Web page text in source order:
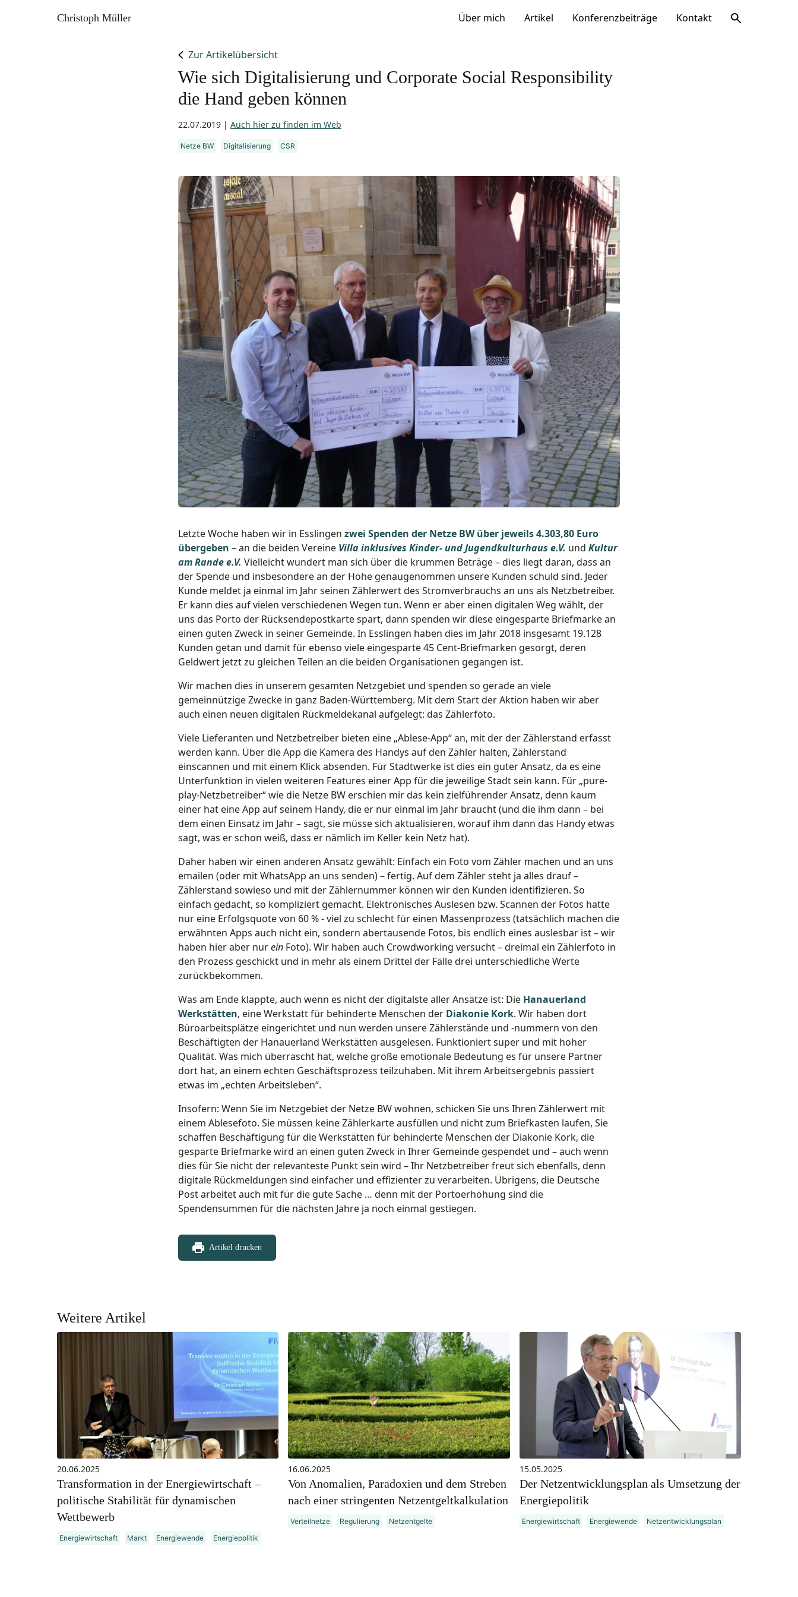
Christoph Müller Über mich Artikel Konferenzbeiträge Kontakt
Zur Artikelübersicht
Wie sich Digitalisierung und Corporate Social Responsibility
die Hand geben können
22.07.2019 | Auch hier zu finden im Web
Netze BW Digitalisierung CSR
Letzte Woche haben wir in Esslingen zwei Spenden der Netze BW über jeweils 4.303,80 Euro
übergeben – an die beiden Vereine Villa inklusives Kinder- und Jugendkulturhaus e.V. und Kultur
am Rande e.V. Vielleicht wundert man sich über die krummen Beträge – dies liegt daran, dass an
der Spende und insbesondere an der Höhe genaugenommen unsere Kunden schuld sind. Jeder
Kunde meldet ja einmal im Jahr seinen Zählerwert des Stromverbrauchs an uns als Netzbetreiber.
Er kann dies auf vielen verschiedenen Wegen tun. Wenn er aber einen digitalen Weg wählt, der
uns das Porto der Rücksendepostkarte spart, dann spenden wir diese eingesparte Briefmarke an
einen guten Zweck in seiner Gemeinde. In Esslingen haben dies im Jahr 2018 insgesamt 19.128
Kunden getan und damit für ebenso viele eingesparte 45 Cent-Briefmarken gesorgt, deren
Geldwert jetzt zu gleichen Teilen an die beiden Organisationen gegangen ist.
Wir machen dies in unserem gesamten Netzgebiet und spenden so gerade an viele
gemeinnützige Zwecke in ganz Baden-Württemberg. Mit dem Start der Aktion haben wir aber
auch einen neuen digitalen Rückmeldekanal aufgelegt: das Zählerfoto.
Viele Lieferanten und Netzbetreiber bieten eine „Ablese-App“ an, mit der der Zählerstand erfasst
werden kann. Über die App die Kamera des Handys auf den Zähler halten, Zählerstand
einscannen und mit einem Klick absenden. Für Stadtwerke ist dies ein guter Ansatz, da es eine
Unterfunktion in vielen weiteren Features einer App für die jeweilige Stadt sein kann. Für „pure-
play-Netzbetreiber“ wie die Netze BW erschien mir das kein zielführender Ansatz, denn kaum
einer hat eine App auf seinem Handy, die er nur einmal im Jahr braucht (und die ihm dann – bei
dem einen Einsatz im Jahr – sagt, sie müsse sich aktualisieren, worauf ihm dann das Handy etwas
sagt, was er schon weiß, dass er nämlich im Keller kein Netz hat).
Daher haben wir einen anderen Ansatz gewählt: Einfach ein Foto vom Zähler machen und an uns
emailen (oder mit WhatsApp an uns senden) – fertig. Auf dem Zähler steht ja alles drauf –
Zählerstand sowieso und mit der Zählernummer können wir den Kunden identifizieren. So
einfach gedacht, so kompliziert gemacht. Elektronisches Auslesen bzw. Scannen der Fotos hatte
nur eine Erfolgsquote von 60 % - viel zu schlecht für einen Massenprozess (tatsächlich machen die
erwähnten Apps auch nicht ein, sondern abertausende Fotos, bis endlich eines auslesbar ist – wir
haben hier aber nurein Foto). Wir haben auch Crowdworking versucht – dreimal ein Zählerfoto in
den Prozess geschickt und in mehr als einem Drittel der Fälle drei unterschiedliche Werte
zurückbekommen.
Was am Ende klappte, auch wenn es nicht der digitalste aller Ansätze ist: Die Hanauerland
Werkstätten, eine Werkstatt für behinderte Menschen der Diakonie Kork. Wir haben dort
Büroarbeitsplätze eingerichtet und nun werden unsere Zählerstände und -nummern von den
Beschäftigten der Hanauerland Werkstätten ausgelesen. Funktioniert super und mit hoher
Qualität. Was mich überrascht hat, welche große emotionale Bedeutung es für unsere Partner
dort hat, an einem echten Geschäftsprozess teilzuhaben. Mit ihrem Arbeitsergebnis passiert
etwas im „echten Arbeitsleben“.
Insofern: Wenn Sie im Netzgebiet der Netze BW wohnen, schicken Sie uns Ihren Zählerwert mit
einem Ablesefoto. Sie müssen keine Zählerkarte ausfüllen und nicht zum Briefkasten laufen, Sie
schaffen Beschäftigung für die Werkstätten für behinderte Menschen der Diakonie Kork, die
gesparte Briefmarke wird an einen guten Zweck in Ihrer Gemeinde gespendet und – auch wenn
dies für Sie nicht der relevanteste Punkt sein wird – Ihr Netzbetreiber freut sich ebenfalls, denn
digitale Rückmeldungen sind einfacher und effizienter zu verarbeiten. Übrigens, die Deutsche
Post arbeitet auch mit für die gute Sache … denn mit der Portoerhöhung sind die
Spendensummen für die nächsten Jahre ja noch einmal gestiegen.
Artikel drucken
Weitere Artikel
20.06.2025
Transformation in der Energiewirtschaft –
politische Stabilität für dynamischen
Wettbewerb
Energiewirtschaft Markt Energiewende Energiepolitik
16.06.2025
Von Anomalien, Paradoxien und dem Streben
nach einer stringenten Netzentgeltkalkulation
Verteilnetze Regulierung Netzentgelte
15.05.2025
Der Netzentwicklungsplan als Umsetzung der
Energiepolitik
Energiewirtschaft Energiewende Netzentwicklungsplan